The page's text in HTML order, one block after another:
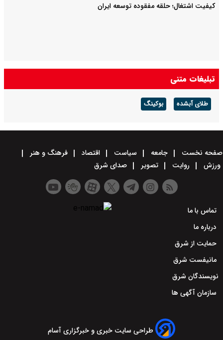
کیفیت اشتغال؛ حلقه مفقوده توسعه ایران
تبلیغات متنی
طلای آبشده بوکینگ
صفحه نخست جامعه سیاست اقتصاد
فرهنگ و هنر
ورزش
روایت تصویر صدای شرق
تماس با ما
درباره ما
حمایت از شرق
مانیفست شرق
نویسندگان شرق
سازمان آگهی ها
طراحی سایت خبری و خبرگزاری آسام